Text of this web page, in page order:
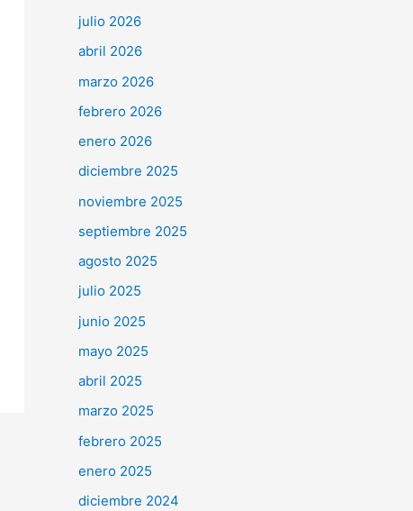
julio 2026
abril 2026
marzo 2026
febrero 2026
enero 2026
diciembre 2025
noviembre 2025
septiembre 2025
agosto 2025
julio 2025
junio 2025
mayo 2025
abril 2025
marzo 2025
febrero 2025
enero 2025
diciembre 2024